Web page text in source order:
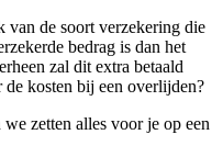
van de soort verzekering die
bedrag is dan het
zal dit extra betaald
kosten bij een overlijden?
we zetten alles voor je op een